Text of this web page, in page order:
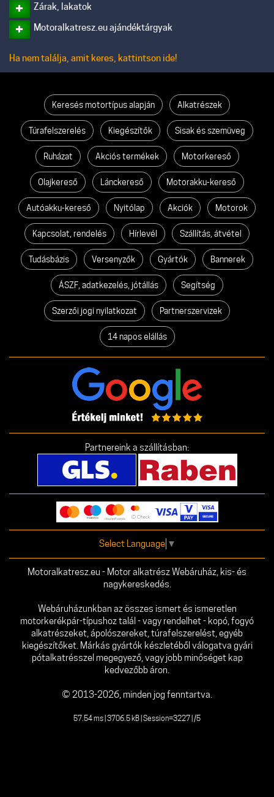
Zárak, lakatok
Motoralkatresz.eu ajándéktárgyak
Ha nem találja, amit keres, kattintson ide!
Keresés motortípus alapján Alkatrészek
Túrafelszerelés Kiegészítők Sisak és szemüveg
Ruházat Akciós termékek Motorkereső
Olajkereső Lánckereső Motorakku-kereső
Autóakku-kereső Nyitólap Akciók Motorok
Kapcsolat, rendelés Hírlevél Szállítás, átvétel
Tudásbázis Versenyzők Gyártók Bannerek
ÁSZF, adatkezelés, jótállás Segítség
Szerzői jogi nyilatkozat Partnerszervizek
14 napos elállás
Partnereink a szállításban:
Select Language ▼
Motoralkatresz.eu - Motor alkatrész Webáruház, kis- és
nagykereskedés.
Webáruházunkban az összes ismert és ismeretlen
motorkerékpár-típushoz talál - vagy rendelhet - kopó, fogyó
alkatrészeket, ápolószereket, túrafelszerelést, egyéb
kiegészítőket. Márkás gyártók készletéből válogatva gyári
pótalkatrésszel megegyező, vagy jobb minőséget kap
kedvezőbb áron.
© 2013-2026, minden jog fenntartva.
57.54 ms | 3706.5 kB | Session=3227 | /5